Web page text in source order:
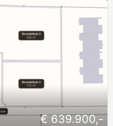
€ 639.900,-